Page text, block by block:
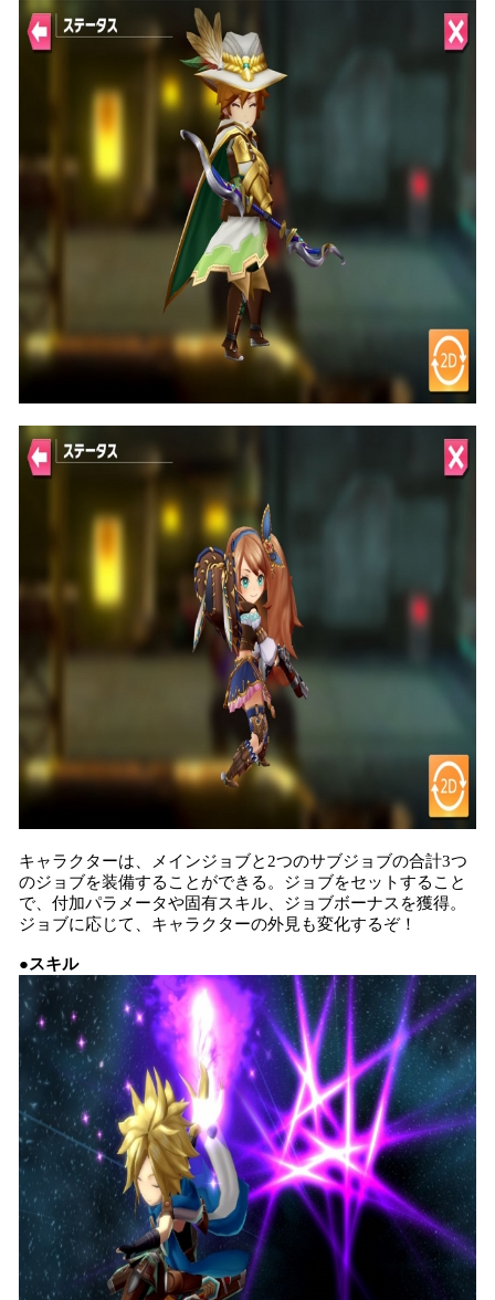
キャラクターは、メインジョブと2つのサブジョブの合計3つ
のジョブを装備することができる。ジョブをセットすること
で、付加パラメータや固有スキル、ジョブボーナスを獲得。
ジョブに応じて、キャラクターの外見も変化するぞ！
●スキル